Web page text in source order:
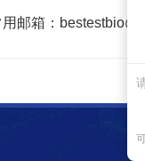
用邮箱：